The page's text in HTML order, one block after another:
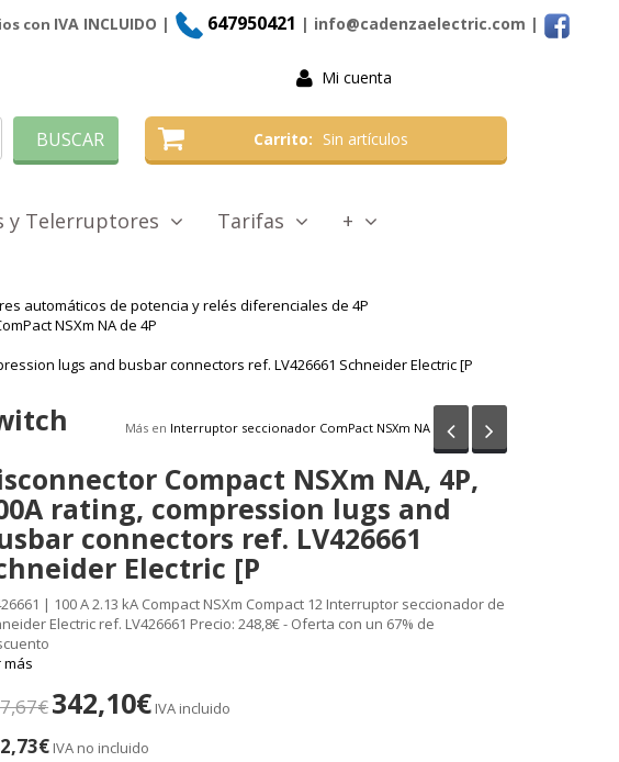
con IVA INCLUIDO | 647950421 | info@cadenzaelectric.com |
Mi cuenta
Carrito Sin artículos
BUSCAR
y Telerruptores Tarifas +
automáticos de potencia y relés diferenciales de 4P
NSXm NA de 4P
lugs and busbar connectors ref. LV426661 Schneider Electric [P
Más en Interruptor seccionador ComPact NSXm NA Anterior
Compact NSXm NA, 4P,
rating, compression lugs and
connectors ref. LV426661
Electric [P
| 100 A 2.13 kA Compact NSXm Compact 12 Interruptor seccionador de
Electric ref. LV426661 Precio: 248,8€ - Oferta con un 67% de
más
342,10€ IVA incluido
IVA no incluido